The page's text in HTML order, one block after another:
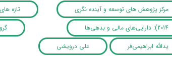
مرکز پژوهش های توسعه و آینده نگری تازه
2014): دارایی‌های مالی و بدهی‌ها
یدالله ابراهیمی‌فر
علی درویشی